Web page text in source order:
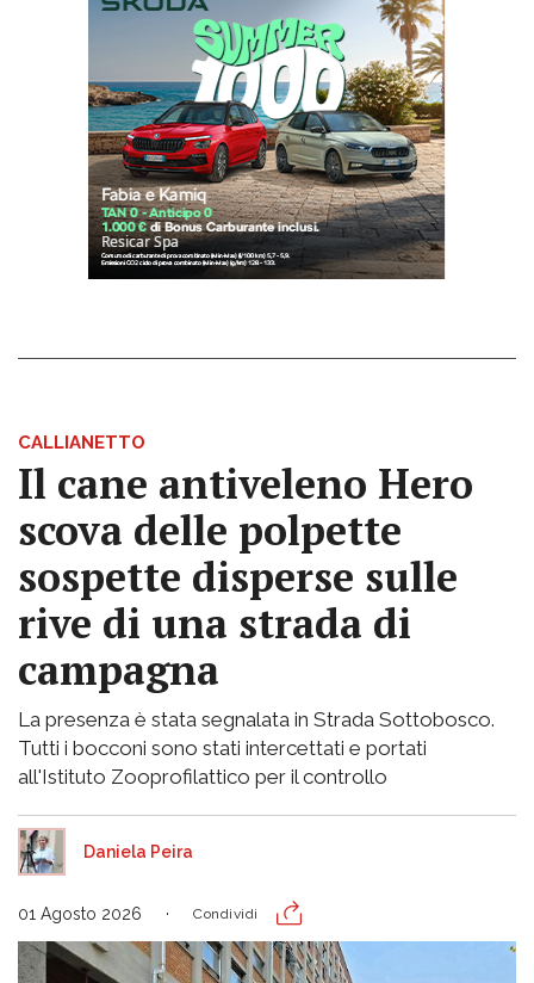
CALLIANETTO
Il cane antiveleno Hero
scova delle polpette
sospette disperse sulle
rive di una strada di
campagna
La presenza è stata segnalata in Strada Sottobosco.
Tutti i bocconi sono stati intercettati e portati
all'Istituto Zooprofilattico per il controllo
Daniela Peira
01 Agosto 2026 Condividi